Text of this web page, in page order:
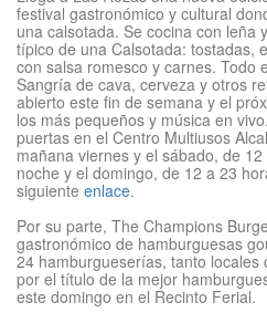
festival gastronómico y cultural
una calsotada. Se cocina con leña
típico de una Calsotada: tostadas,
con salsa romesco y carnes. Todo
Sangría de cava, cerveza y otros
abierto este fin de semana y el
los más pequeños y música en
puertas en el Centro Multiusos
mañana viernes y el sábado, de
noche y el domingo, de 12 a 23
siguiente enlace.
Por su parte, The Champions
gastronómico de hamburguesas
24 hamburgueserías, tanto locales
por el título de la mejor
este domingo en el Recinto Ferial.